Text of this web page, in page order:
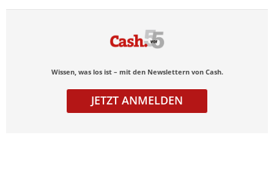
Wissen, was los ist – mit den Newslettern von Cash.
JETZT ANMELDEN